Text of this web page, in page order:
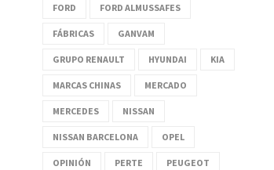
FORD FORD ALMUSSAFES
FÁBRICAS GANVAM
GRUPO RENAULT HYUNDAI KIA
MARCAS CHINAS MERCADO
MERCEDES NISSAN
NISSAN BARCELONA OPEL
OPINIÓN PERTE PEUGEOT